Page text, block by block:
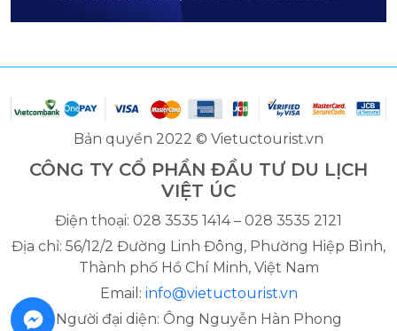
Bản quyền 2022 © Vietuctourist.vn
CÔNG TY CỔ PHẦN ĐẦU TƯ DU LỊCH
VIỆT ÚC
Điện thoại: 028 3535 1414 – 028 3535 2121
Địa chỉ: 56/12/2 Đường Linh Đông, Phường Hiệp Bình,
Thành phố Hồ Chí Minh, Việt Nam
Email: info@vietuctourist.vn
Người đại diện: Ông Nguyễn Hàn Phong